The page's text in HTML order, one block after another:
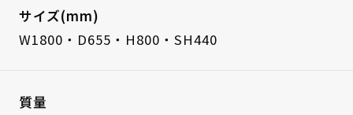
サイズ(mm)
W1800・D655・H800・SH440
質量